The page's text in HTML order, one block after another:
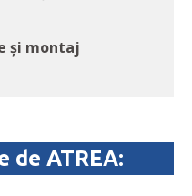
și montaj
ATREA: